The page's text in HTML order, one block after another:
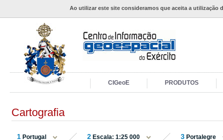
Ao utilizar este site consideramos que aceita a utilização
CIGeoE PRODUTOS
Cartografia
1 Portugal 2 Escala: 1:25 000 3 Portalegre